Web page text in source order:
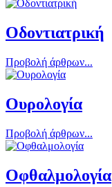
Οδοντιατρική
Προβολή άρθρων...
Ουρολογία
Προβολή άρθρων...
Οφθαλμολογία